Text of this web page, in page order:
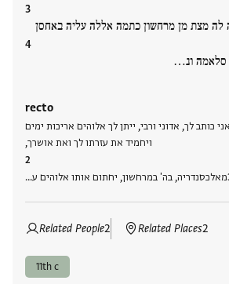
לה מצת מן מרחשון כתמה אללה עליה באחסן
סלאמה ונ…
recto
אני כותב לך, אדוני ורבי, ייתן לך אלוהים אריכות ימים
ויחמיד את עזרתו לך ואת אושרך,
מאלכסנדריה, בה' במרחשון, יחתום אותו אלוהים ע…
Related People2 Related Places2
11th c